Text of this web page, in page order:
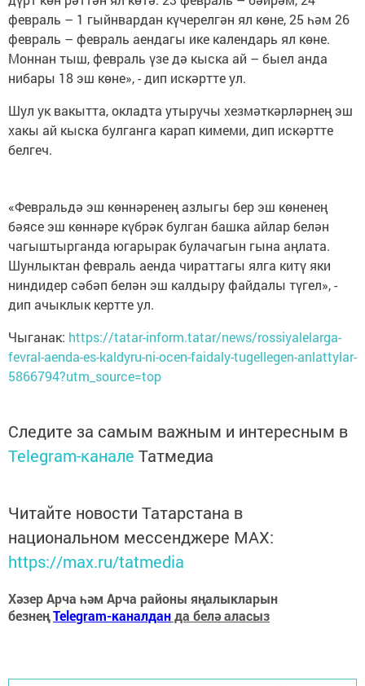
февраль – 1 гыйнвардан күчерелгән ял көне, 25 һәм 26
февраль – февраль аендагы ике календарь ял көне.
Моннан тыш, февраль үзе дә кыска ай – быел анда
нибары 18 эш көне», - дип искәртте ул.
Шул ук вакытта, окладта утыручы хезмәткәрләрнең эш
хакы ай кыска булганга карап кимеми, дип искәртте
белгеч.
«Февральдә эш көннәренең азлыгы бер эш көненең
бәясе эш көннәре күбрәк булган башка айлар белән
чагыштырганда югарырак булачагын гына аңлата.
Шунлыктан февраль аенда чираттагы ялга китү яки
ниндидер сәбәп белән эш калдыру файдалы түгел», -
дип ачыклык кертте ул.
Чыганак: https://tatar-inform.tatar/news/rossiyalelarga-
fevral-aenda-es-kaldyru-ni-ocen-faidaly-tugellegen-anlattylar-
5866794?utm_source=top
Следите за самым важным и интересным в
Telegram-канале Татмедиа
Читайте новости Татарстана в
национальном мессенджере MАХ:
https://max.ru/tatmedia
Хәзер Арча һәм Арча районы яңалыкларын
безнеңTelegram-каналданда белә аласыз